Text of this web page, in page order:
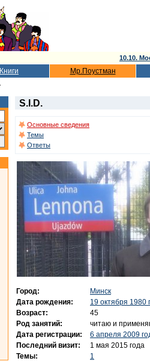
10.10.
Книги Мр.Поустман
S.I.D.
Основные сведения
Темы
Ответы
Город:
Минск
Дата рождения:
19 октября 1980
Возраст:
45
Род занятий:
читаю и
Дата регистрации:
6 апреля 2009
Последний визит:
1 мая 2015 года
Темы:
1